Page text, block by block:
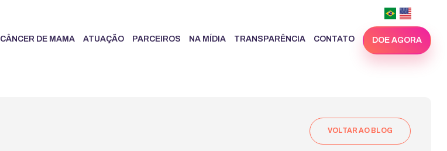
CÂNCER DE MAMA ATUAÇÃO PARCEIROS NA MÍDIA TRANSPARÊNCIA CONTATO DOE AGORA
VOLTAR AO BLOG